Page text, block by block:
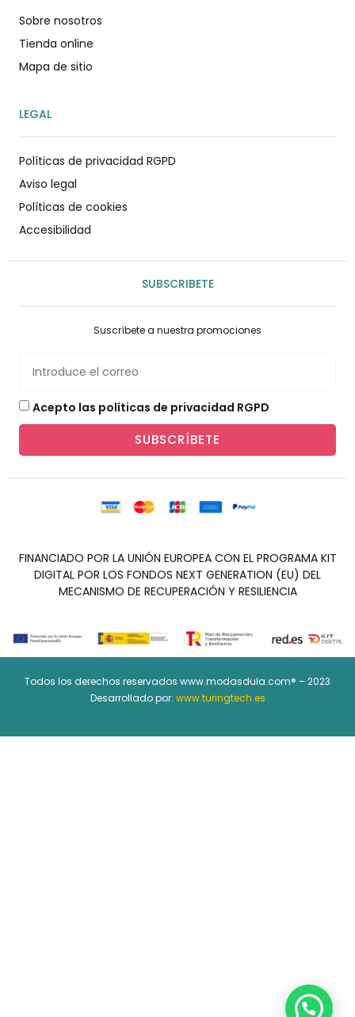
Sobre nosotros
Tienda online
Mapa de sitio
LEGAL
Políticas de privacidad RGPD
Aviso legal
Políticas de cookies
Accesibilidad
SUBSCRIBETE
Suscríbete a nuestra promociones
Acepto las políticas de privacidad RGPD
SUBSCRÍBETE
FINANCIADO POR LA UNIÓN EUROPEA CON EL PROGRAMA KIT
DIGITAL POR LOS FONDOS NEXT GENERATION (EU) DEL
MECANISMO DE RECUPERACIÓN Y RESILIENCIA
Todos los derechos reservados www.modasdula.com® – 2023
Desarrollado por: www.turingtech.es